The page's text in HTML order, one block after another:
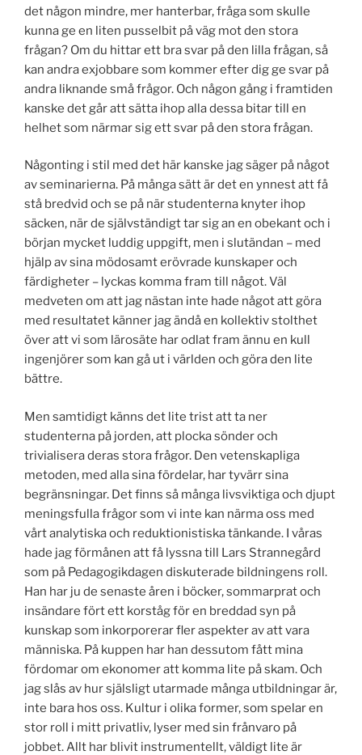
det någon mindre, mer hanterbar, fråga som skulle
kunna ge en liten pusselbit på väg mot den stora
frågan? Om du hittar ett bra svar på den lilla frågan, så
kan andra exjobbare som kommer efter dig ge svar på
andra liknande små frågor. Och någon gång i framtiden
kanske det går att sätta ihop alla dessa bitar till en
helhet som närmar sig ett svar på den stora frågan.
Någonting i stil med det här kanske jag säger på något
av seminarierna. På många sätt är det en ynnest att få
stå bredvid och se på när studenterna knyter ihop
säcken, när de självständigt tar sig an en obekant och i
början mycket luddig uppgift, men i slutändan – med
hjälp av sina mödosamt erövrade kunskaper och
färdigheter – lyckas komma fram till något. Väl
medveten om att jag nästan inte hade något att göra
med resultatet känner jag ändå en kollektiv stolthet
över att vi som lärosäte har odlat fram ännu en kull
ingenjörer som kan gå ut i världen och göra den lite
bättre.
Men samtidigt känns det lite trist att ta ner
studenterna på jorden, att plocka sönder och
trivialisera deras stora frågor. Den vetenskapliga
metoden, med alla sina fördelar, har tyvärr sina
begränsningar. Det finns så många livsviktiga och djupt
meningsfulla frågor som vi inte kan närma oss med
vårt analytiska och reduktionistiska tänkande. I våras
hade jag förmånen att få lyssna till Lars Strannegård
som på Pedagogikdagen diskuterade bildningens roll.
Han har ju de senaste åren i böcker, sommarprat och
insändare fört ett korståg för en breddad syn på
kunskap som inkorporerar fler aspekter av att vara
människa. På kuppen har han dessutom fått mina
fördomar om ekonomer att komma lite på skam. Och
jag slås av hur själsligt utarmade många utbildningar är,
inte bara hos oss. Kultur i olika former, som spelar en
stor roll i mitt privatliv, lyser med sin frånvaro på
jobbet. Allt har blivit instrumentellt, väldigt lite är